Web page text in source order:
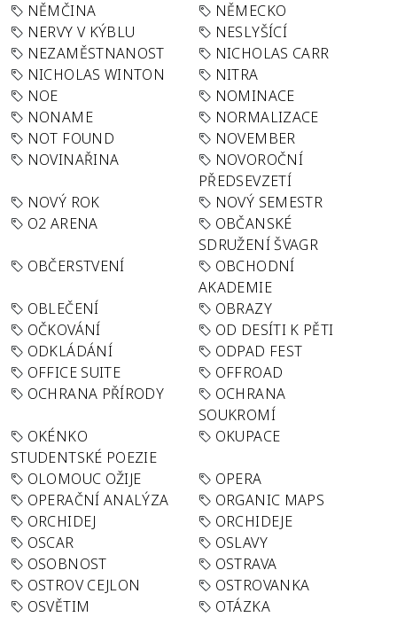
NĚMČINA
NĚMECKO
NERVY V KÝBLU
NESLYŠÍCÍ
NEZAMĚSTNANOST
NICHOLAS CARR
NICHOLAS WINTON
NITRA
NOE
NOMINACE
NONAME
NORMALIZACE
NOT FOUND
NOVEMBER
NOVINAŘINA
NOVOROČNÍ
PŘEDSEVZETÍ
NOVÝ ROK
NOVÝ SEMESTR
O2 ARENA
OBČANSKÉ
SDRUŽENÍ ŠVAGR
OBČERSTVENÍ
OBCHODNÍ
AKADEMIE
OBLEČENÍ
OBRAZY
OČKOVÁNÍ
OD DESÍTI K PĚTI
ODKLÁDÁNÍ
ODPAD FEST
OFFICE SUITE
OFFROAD
OCHRANA PŘÍRODY
OCHRANA
SOUKROMÍ
OKÉNKO
STUDENTSKÉ POEZIE
OKUPACE
OLOMOUC OŽIJE
OPERA
OPERAČNÍ ANALÝZA
ORGANIC MAPS
ORCHIDEJ
ORCHIDEJE
OSCAR
OSLAVY
OSOBNOST
OSTRAVA
OSTROV CEJLON
OSTROVANKA
OSVĚTIM
OTÁZKA